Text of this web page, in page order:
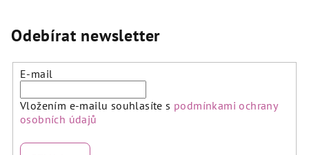
Odebírat newsletter
E-mail
Vložením e-mailu souhlasíte s podmínkami ochrany
osobních údajů